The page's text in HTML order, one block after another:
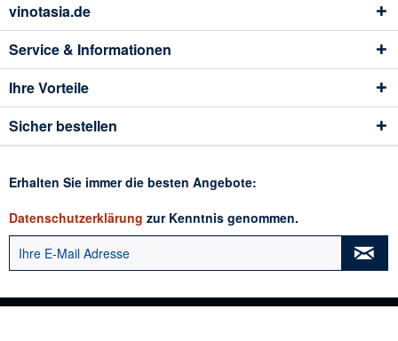
vinotasia.de
Service & Informationen
Ihre Vorteile
Sicher bestellen
Erhalten Sie immer die besten Angebote:
Datenschutzerklärung zur Kenntnis genommen.